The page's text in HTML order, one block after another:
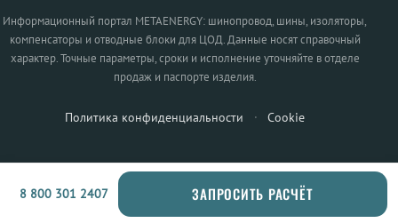
Информационный портал METAENERGY: шинопровод, шины, изоляторы,
компенсаторы и отводные блоки для ЦОД. Данные носят справочный
характер. Точные параметры, сроки и исполнение уточняйте в отделе
продаж и паспорте изделия.
Политика конфиденциальности · Cookie
8 800 301 2407 ЗАПРОСИТЬ РАСЧЁТ